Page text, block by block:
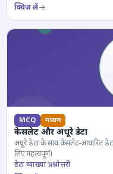
क्विज़ लें
MCQ मध्यम
केसलेट और अधूरे डेटा
अधूरे डेटा के साथ केसलेट-आधारित
लिए महत्वपूर्ण।
डेटा व्याख्या प्रश्नोत्तरी